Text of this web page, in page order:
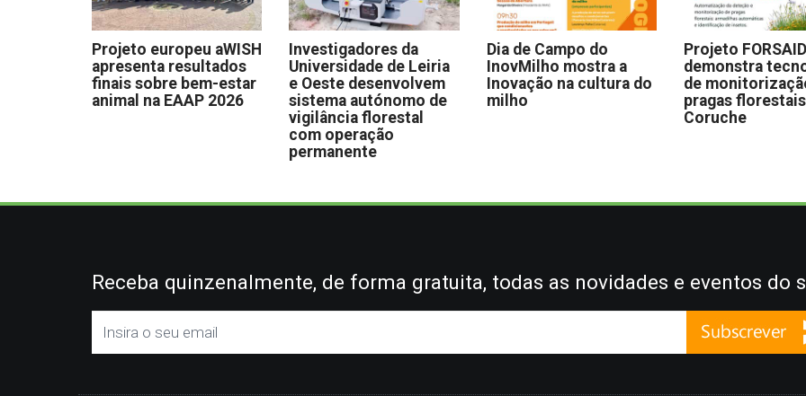
Projeto europeu aWISH
apresenta resultados
finais sobre bem-estar
animal na EAAP 2026
Investigadores da
Universidade de Leiria
e Oeste desenvolvem
sistema autónomo de
vigilância florestal
com operação
permanente
Dia de Campo do
InovMilho mostra a
Inovação na cultura do
milho
Projeto FORSAID
demonstra
de
pragas
Coruche
Receba quinzenalmente, de forma gratuita, todas as novidades e eventos do